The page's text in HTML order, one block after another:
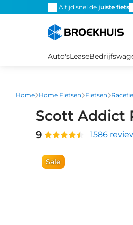
Altijd snel de juiste fiets
Auto'sLease
Home Home Fietsen Fietsen
Scott Addict
9 1586
Sale